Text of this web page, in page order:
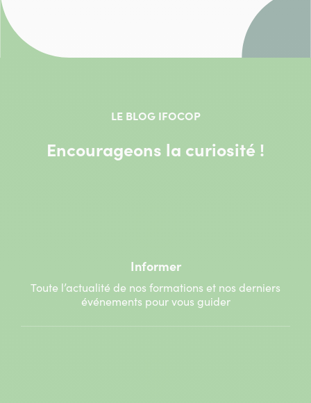
LE BLOG IFOCOP
Encourageons la curiosité !
Informer
Toute l’actualité de nos formations et nos derniers
événements pour vous guider